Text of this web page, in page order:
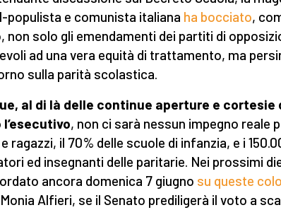
populista e comunista italiana ha bocciato,
non solo gli emendamenti dei partiti di
ad una vera equità di trattamento, ma
sulla parità scolastica.
al di là delle continue aperture e cortesie
l’esecutivo, non ci sarà nessun impegno reale
ragazzi, il 70% delle scuole di infanzia, e i
ed insegnanti delle paritarie. Nei prossimi
ancora domenica 7 giugno su queste
Alfieri, se il Senato prediligerà il voto a